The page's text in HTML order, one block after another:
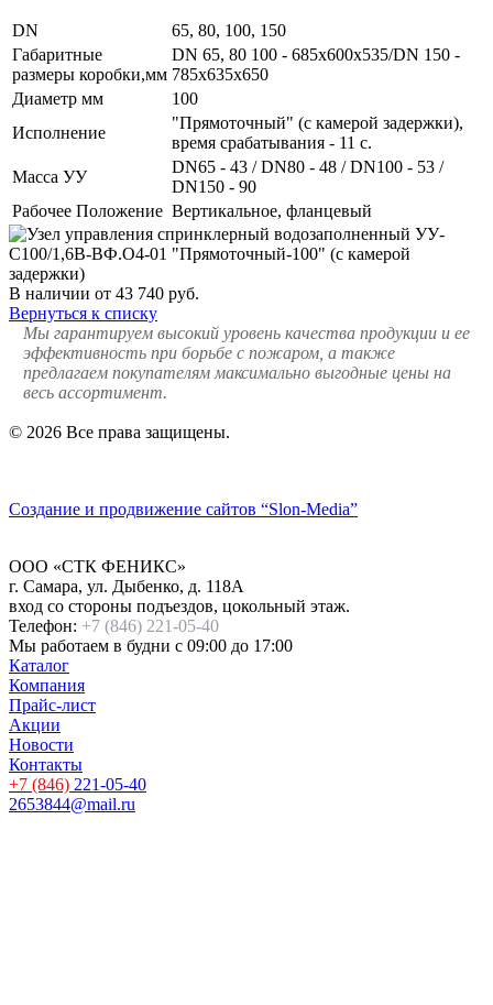
DN
65, 80, 100, 150
Габаритные
размеры коробки,мм
DN 65, 80 100 - 685x600x535/DN 150 -
785x635x650
Диаметр мм
100
Исполнение
"Прямоточный" (с камерой задержки),
время срабатывания - 11 с.
Масса УУ
DN65 - 43 / DN80 - 48 / DN100 - 53 /
DN150 - 90
Рабочее Положение Вертикальное, фланцевый
В наличии от 43 740 руб.
Вернуться к списку
Мы гарантируем высокий уровень качества продукции и ее
эффективность при борьбе с пожаром, а также
предлагаем покупателям максимально выгодные цены на
весь ассортимент.
© 2026 Все права защищены.
Создание и продвижение сайтов “Slon-Media”
ООО «СТК ФЕНИКС»
г. Самара, ул. Дыбенко, д. 118А
вход со стороны подъездов, цокольный этаж.
Телефон: +7 (846) 221-05-40
Мы работаем в будни с 09:00 до 17:00
Каталог
Компания
Прайс-лист
Акции
Новости
Контакты
+7 (846) 221-05-40
2653844@mail.ru